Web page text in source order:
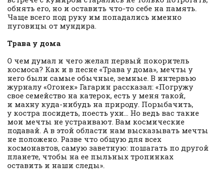
обнять его, но и оставить что-то себе на память.
Чаще всего под руку им попадались именно
пуговицы от мундира.
Трава у дома
О чем думал и чего желал первый покоритель
космоса? Как и в песне «Трава у дома», мечты у
него были самые обычные, земные. В интервью
журналу «Огонек» Гагарин рассказал: «Погружу
свое семейство на катерок, есть у меня такой,
и махну куда-нибудь на природу. Порыбачить,
у костра посидеть, поесть ухи… Но ведь вас такие
мои мечты не устраивают. Вам космические
подавай. А в этой области нам высказывать мечты
не положено. Разве что общую для всех
космонавтов, самую заветную: пошагать по другой
планете, чтобы на ее пыльных тропинках
оставить и наши следы».